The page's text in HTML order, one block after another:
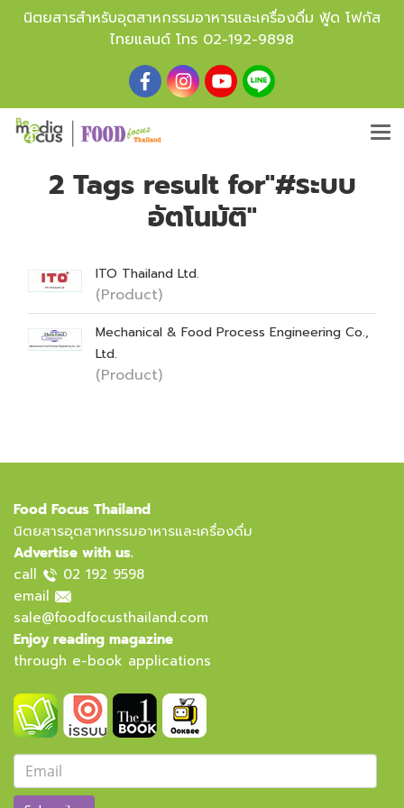
นิตยสารสำหรับอุตสาหกรรมอาหารและเครื่องดื่ม ฟู้ด โฟกัส
ไทยแลนด์ โทร 02-192-9898
2 Tags result for"#ระบบ
อัตโนมัติ"
ITO Thailand Ltd.
(Product)
Mechanical & Food Process Engineering Co.,
Ltd.
(Product)
Food Focus Thailand
นิตยสารอุตสาหกรรมอาหารและเครื่องดื่ม
Advertise with us.
call
02 192 9598
email
sale@foodfocusthailand.com
Enjoy reading magazine
through e-book applications